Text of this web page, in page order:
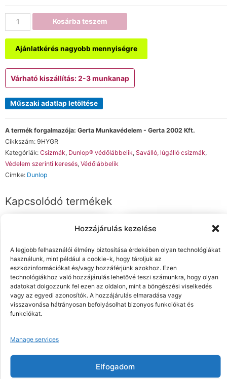
Hozzájárulás kezelése
A legjobb felhasználói élmény biztosítása érdekében olyan technológiákat
használunk, mint például a cookie-k, hogy tároljuk az
eszközinformációkat és/vagy hozzáférjünk azokhoz. Ezen
technológiákhoz való hozzájárulás lehetővé teszi számunkra, hogy olyan
adatokat dolgozzunk fel ezen az oldalon, mint a böngészési viselkedés
vagy az egyedi azonosítók. A hozzájárulás elmaradása vagy
visszavonása hátrányosan befolyásolhat bizonyos funkciókat és
funkciókat.
Manage services
Elfogadom
Kosárba teszem
Ajánlatkérés nagyobb mennyiségre
Várható kiszállítás: 2-3 munkanap
Műszaki adatlap letöltése
A termék forgalmazója: Gerta Munkavédelem - Gerta 2002 Kft.
Cikkszám: 9HYGR
Kategóriák: Csizmák, Dunlop® védőlábbelik, Saválló, lúgálló csizmák,
Védelem szerinti keresés, Védőlábbelik
Címke: Dunlop
Kapcsolódó termékek
Védőlábbelik